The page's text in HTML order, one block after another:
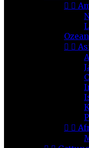
 
 
 